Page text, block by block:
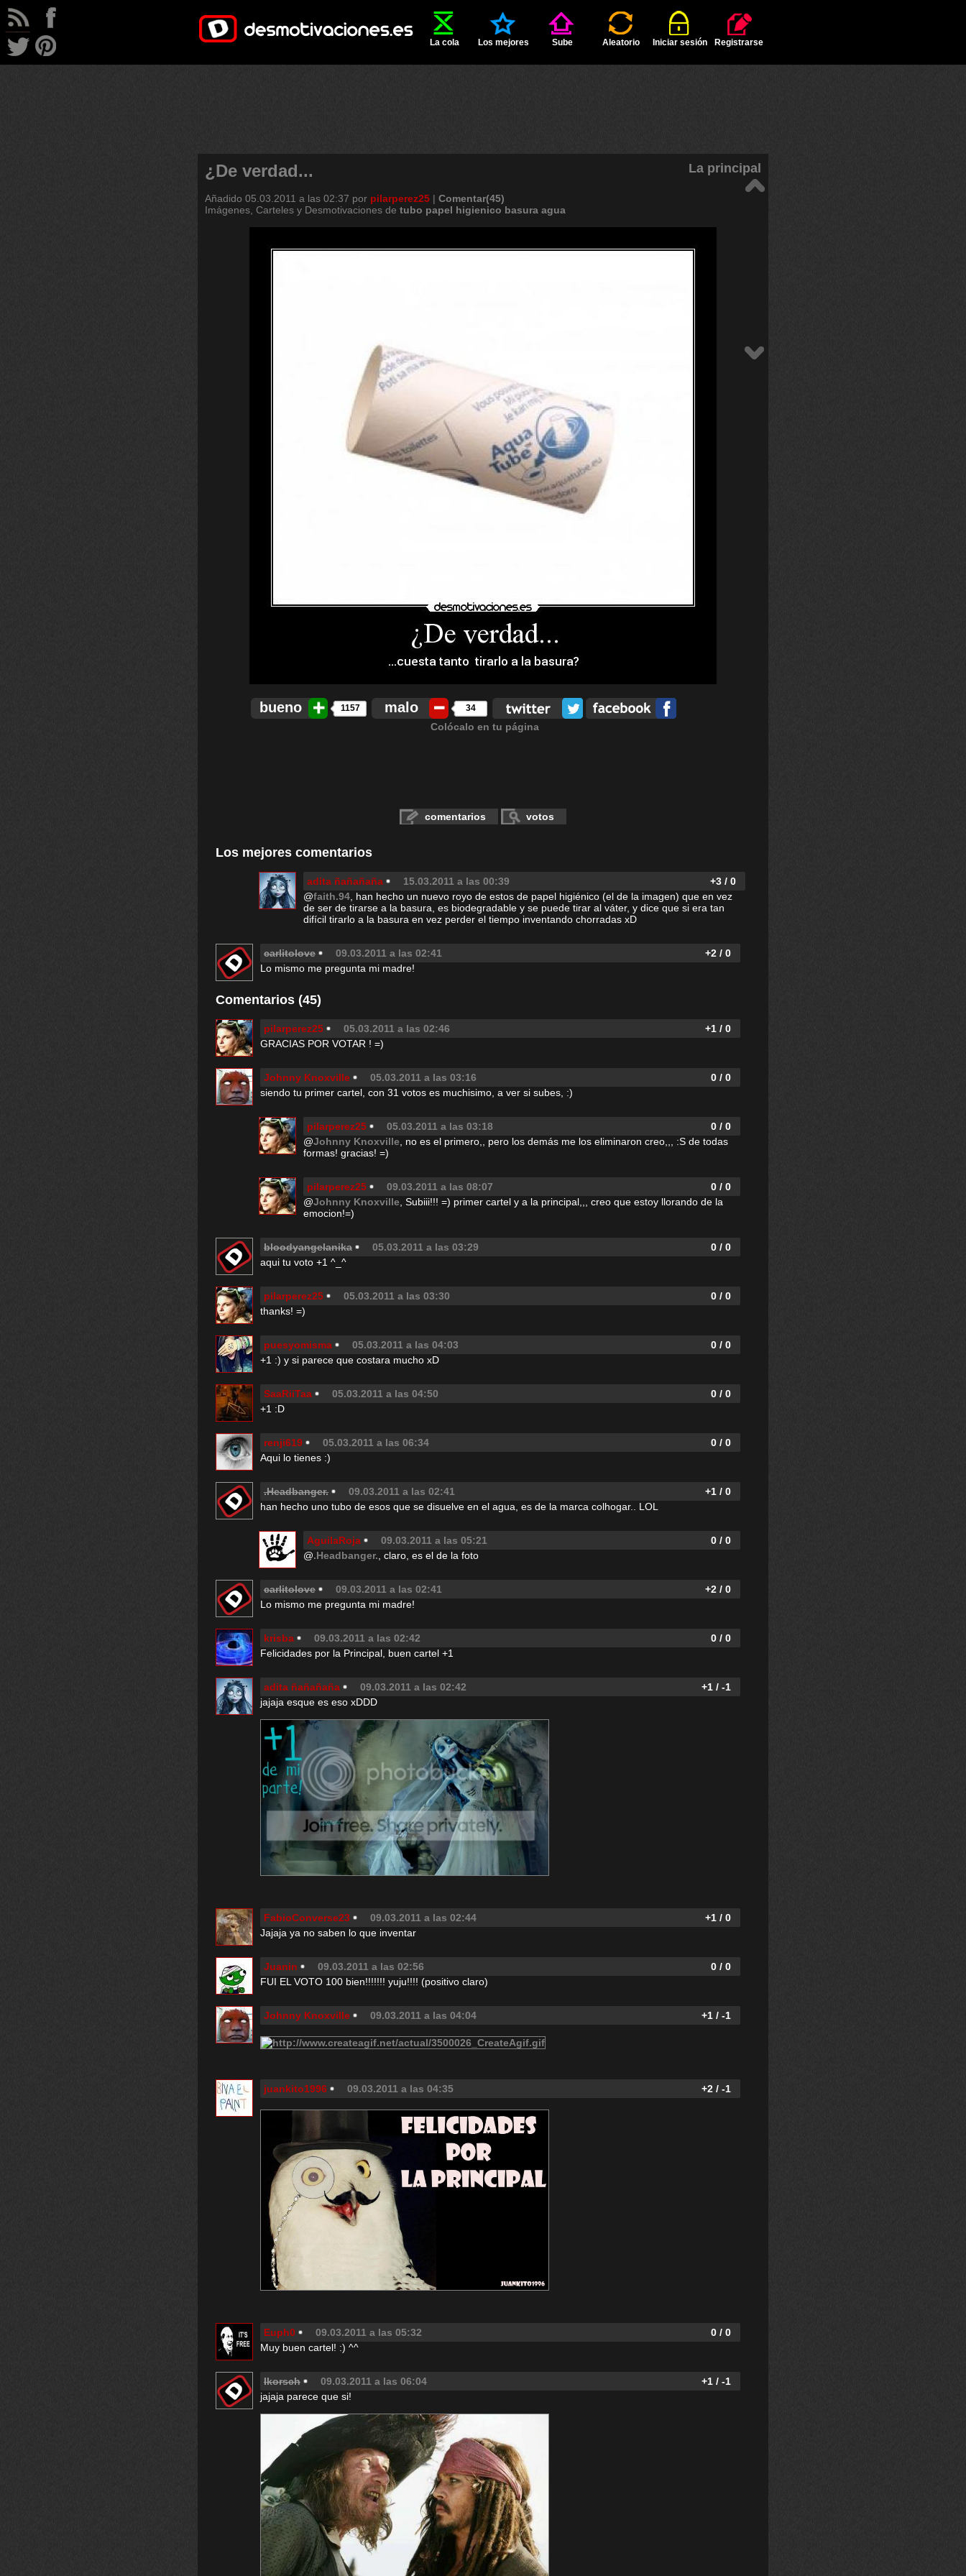
La cola Los mejores Sube Aleatorio Iniciar sesión Registrarse
¿De verdad... La principal
Añadido 05.03.2011 a las 02:37 por pilarperez25 | Comentar(45)
Imágenes, Carteles y Desmotivaciones de tubo papel higienico basura agua
bueno 1157 malo 34
Colócalo en tu página
comentarios votos
Los mejores comentarios
adita ñañañaña 15.03.2011 a las 00:39
+3 / 0
@faith.94 , han hecho un nuevo royo de estos de papel higiénico (el de la imagen) que en vez
de ser de tirarse a la basura, es biodegradable y se puede tirar al váter, y dice que si era tan
difícil tirarlo a la basura en vez perder el tiempo inventando chorradas xD
carlitolove 09.03.2011 a las 02:41
+2 / 0
Lo mismo me pregunta mi madre!
Comentarios (45)
pilarperez25 05.03.2011 a las 02:46
+1 / 0
GRACIAS POR VOTAR ! =)
Johnny Knoxville 05.03.2011 a las 03:16
0 / 0
siendo tu primer cartel, con 31 votos es muchisimo, a ver si subes, :)
pilarperez25 05.03.2011 a las 03:18
0 / 0
@Johnny Knoxville , no es el primero,, pero los demás me los eliminaron creo,,, :S de todas
formas! gracias! =)
pilarperez25 09.03.2011 a las 08:07
0 / 0
@Johnny Knoxville , Subiii!!! =) primer cartel y a la principal,,, creo que estoy llorando de la
emocion!=)
bloodyangelanika 05.03.2011 a las 03:29
0 / 0
aqui tu voto +1 ^_^
pilarperez25 05.03.2011 a las 03:30
0 / 0
thanks! =)
puesyomisma 05.03.2011 a las 04:03
0 / 0
+1 :) y si parece que costara mucho xD
SaaRiiTaa 05.03.2011 a las 04:50
0 / 0
+1 :D
renji619 05.03.2011 a las 06:34
0 / 0
Aqui lo tienes :)
.Headbanger. 09.03.2011 a las 02:41
+1 / 0
han hecho uno tubo de esos que se disuelve en el agua, es de la marca colhogar.. LOL
AguilaRoja 09.03.2011 a las 05:21
0 / 0
@.Headbanger. , claro, es el de la foto
carlitolove 09.03.2011 a las 02:41
+2 / 0
Lo mismo me pregunta mi madre!
krisba 09.03.2011 a las 02:42
0 / 0
Felicidades por la Principal, buen cartel +1
adita ñañañaña 09.03.2011 a las 02:42
+1 / -1
jajaja esque es eso xDDD
FabioConverse23 09.03.2011 a las 02:44
+1 / 0
Jajaja ya no saben lo que inventar
Juanin 09.03.2011 a las 02:56
0 / 0
FUI EL VOTO 100 bien!!!!!!! yuju!!!! (positivo claro)
Johnny Knoxville 09.03.2011 a las 04:04 +1 / -1
juankito1996 09.03.2011 a las 04:35 +2 / -1
Euph0 09.03.2011 a las 05:32
0 / 0
Muy buen cartel! :) ^^
Ikorsch 09.03.2011 a las 06:04
+1 / -1
jajaja parece que si!